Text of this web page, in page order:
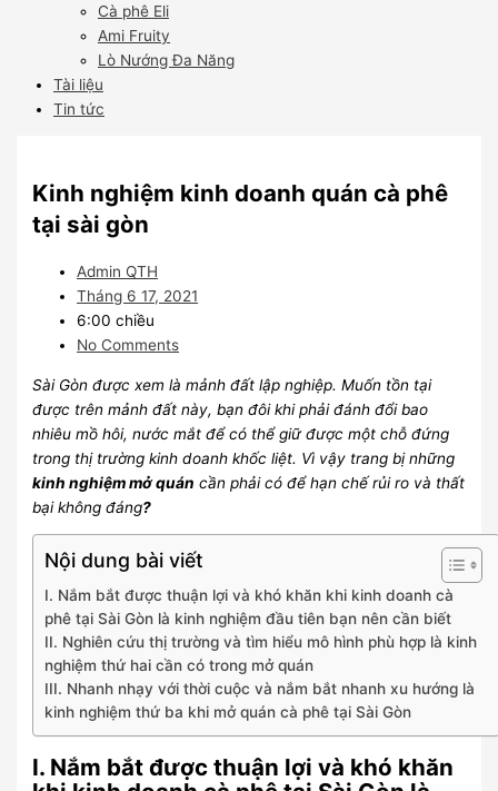
Cà phê Eli
Ami Fruity
Lò Nướng Đa Năng
Tài liệu
Tin tức
Kinh nghiệm kinh doanh quán cà phê
tại sài gòn
Admin QTH
Tháng 6 17, 2021
6:00 chiều
No Comments
Sài Gòn được xem là mảnh đất lập nghiệp. Muốn tồn tại
được trên mảnh đất này, bạn đôi khi phải đánh đổi bao
nhiêu mồ hôi, nước mắt để có thể giữ được một chỗ đứng
trong thị trường kinh doanh khốc liệt. Vì vậy trang bị những
kinh nghiệm mở quán cần phải có để hạn chế rủi ro và thất
bại không đáng?
Nội dung bài viết
I. Nắm bắt được thuận lợi và khó khăn khi kinh doanh cà
phê tại Sài Gòn là kinh nghiệm đầu tiên bạn nên cần biết
II. Nghiên cứu thị trường và tìm hiểu mô hình phù hợp là kinh
nghiệm thứ hai cần có trong mở quán
III. Nhanh nhạy với thời cuộc và nắm bắt nhanh xu hướng là
kinh nghiệm thứ ba khi mở quán cà phê tại Sài Gòn
I. Nắm bắt được thuận lợi và khó khăn